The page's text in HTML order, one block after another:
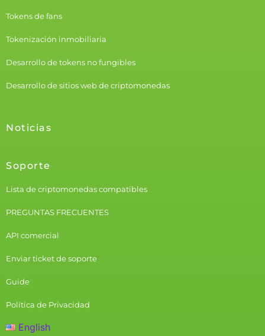
Tokens de fans
Tokenización inmobiliaria
Desarrollo de tokens no fungibles
Desarrollo de sitios web de criptomonedas
Noticias
Soporte
Lista de criptomonedas compatibles
PREGUNTAS FRECUENTES
API comercial
Enviar ticket de soporte
Guide
Política de Privacidad
English